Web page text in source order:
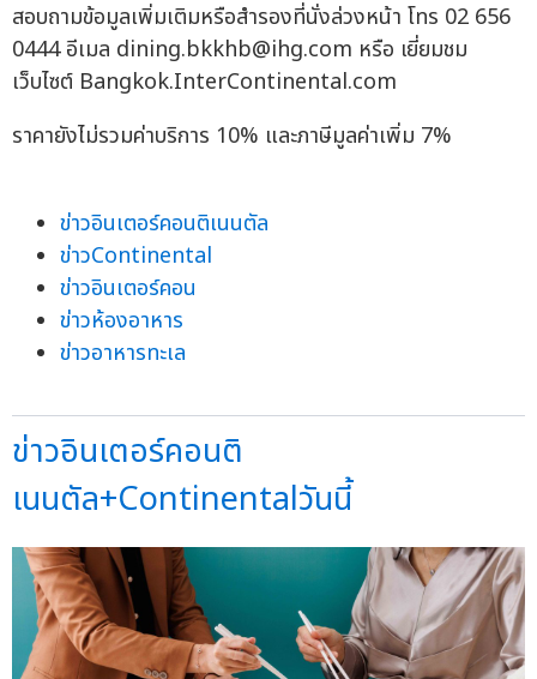
สอบถามข้อมูลเพิ่มเติมหรือสำรองที่นั่งล่วงหน้า โทร 02 656
0444 อีเมล dining.bkkhb@ihg.com หรือ เยี่ยมชม
เว็บไซต์ Bangkok.InterContinental.com
ราคายังไม่รวมค่าบริการ 10% และภาษีมูลค่าเพิ่ม 7%
ข่าวอินเตอร์คอนติเนนตัล
ข่าวContinental
ข่าวอินเตอร์คอน
ข่าวห้องอาหาร
ข่าวอาหารทะเล
ข่าวอินเตอร์คอนติ
เนนตัล+Continentalวันนี้